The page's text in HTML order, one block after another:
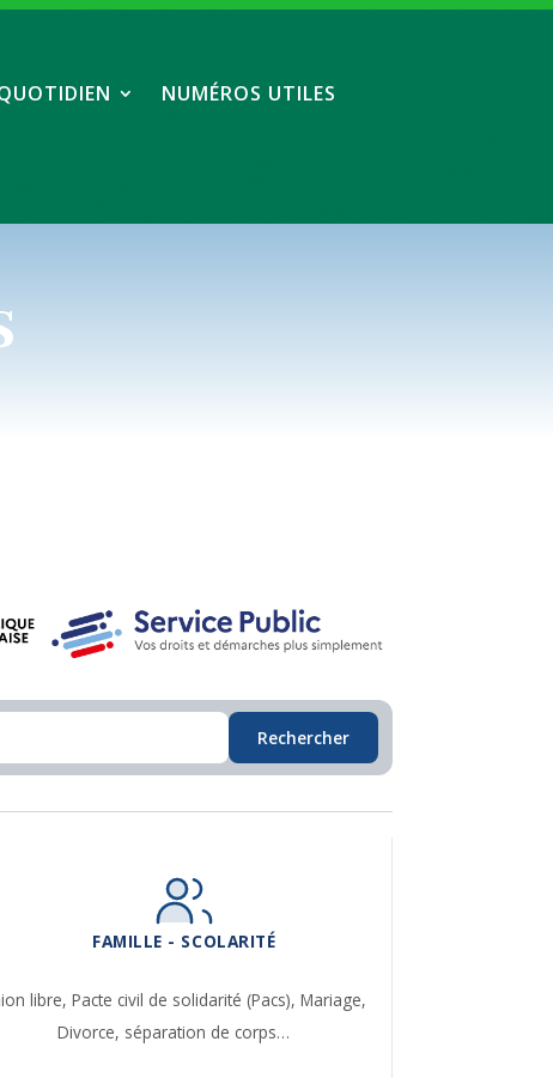
NUMÉROS UTILES
Rechercher
FAMILLE - SCOLARITÉ
libre, Pacte civil de solidarité (Pacs), Mariage,
Divorce, séparation de corps…